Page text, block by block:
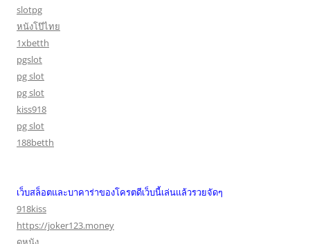
slotpg
หนังโป๊ไทย
1xbetth
pgslot
pg slot
pg slot
kiss918
pg slot
188betth
เว็บสล็อตและบาคาร่าของโครตดีเว็บนี้เล่นแล้วรวยจัดๆ
918kiss
https://joker123.money